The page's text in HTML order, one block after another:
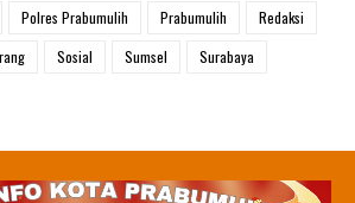
Polres Prabumulih Prabumulih
Redaksi
Sosial Sumsel
Surabaya